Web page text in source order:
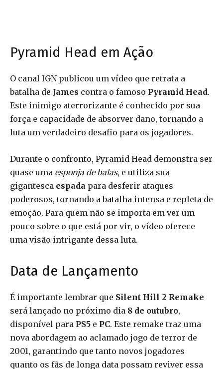
Pyramid Head em Ação
O canal IGN publicou um vídeo que retrata a
batalha de James contra o famoso Pyramid Head.
Este inimigo aterrorizante é conhecido por sua
força e capacidade de absorver dano, tornando a
luta um verdadeiro desafio para os jogadores.
Durante o confronto, Pyramid Head demonstra ser
quase uma esponja de balas, e utiliza sua
gigantesca espada para desferir ataques
poderosos, tornando a batalha intensa e repleta de
emoção. Para quem não se importa em ver um
pouco sobre o que está por vir, o vídeo oferece
uma visão intrigante dessa luta.
Data de Lançamento
É importante lembrar que Silent Hill 2 Remake
será lançado no próximo dia 8 de outubro,
disponível para PS5 e PC. Este remake traz uma
nova abordagem ao aclamado jogo de terror de
2001, garantindo que tanto novos jogadores
quanto os fãs de longa data possam reviver essa